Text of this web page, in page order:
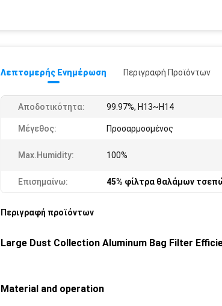
Λεπτομερής Ενημέρωση Περιγραφή Προϊόντων
Αποδοτικότητα: 99.97%, H13~H14
Μέγεθος: Προσαρμοσμένος
Max.humidity: 100%
Επισημαίνω: 45% φίλτρα θαλάμων
Περιγραφή προϊόντων
Large Dust Collection Aluminum Bag Filter
Material and operation